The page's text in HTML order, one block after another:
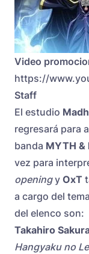
Video
https://
Staff
El estudio
regresará para
banda MYTH &
vez para
openingy OxT
a cargo del
del elenco son:
Takahiro
Hangyaku no